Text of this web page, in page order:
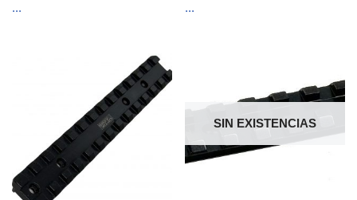
...
...
SIN EXISTENCIAS